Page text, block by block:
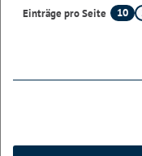
Einträge pro Seite
10